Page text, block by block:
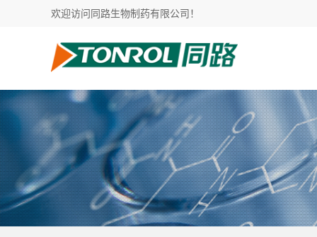
欢迎访问同路生物制药有限公司！